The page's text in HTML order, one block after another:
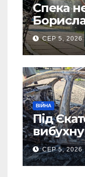
Спека
від
(Фото)
СЕР 5, 2026
ВІЙНА
Під
голови
– перші
СЕР 5, 2026